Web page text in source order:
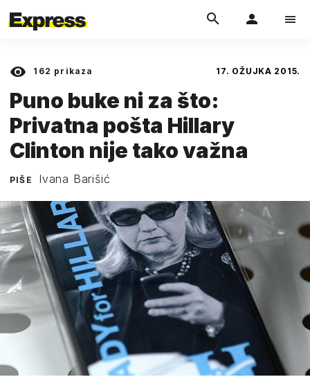
162 prikaza 17. OŽUJKA 2015.
Puno buke ni za što:
Privatna pošta Hillary
Clinton nije tako važna
PIŠE Ivana Barišić